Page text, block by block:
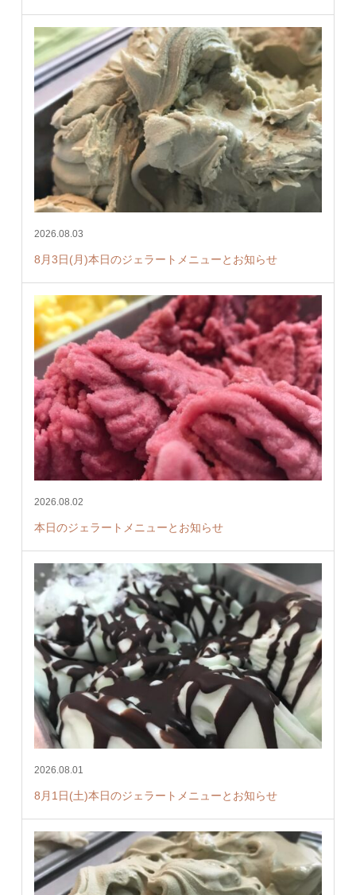
2026.08.03
8月3日(月)本日のジェラートメニューとお知らせ
2026.08.02
本日のジェラートメニューとお知らせ
2026.08.01
8月1日(土)本日のジェラートメニューとお知らせ